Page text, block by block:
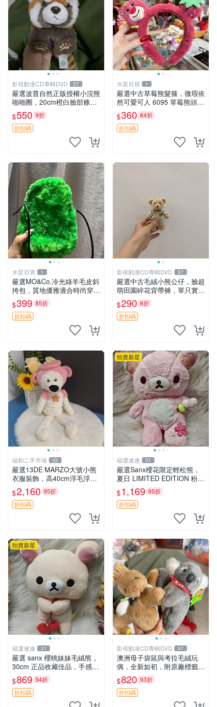
影視動漫CD專輯DVD 57
嚴選波普自然正版授權小浣熊
啪啪圈，20cm橙白臉部條紋
清晰，毛絨超萌贈品推薦。
小浣熊 波普 圈環
$550 9折
折扣碼
水星百貨 1
嚴選中古草莓熊髮箍，微瑕依
然可愛可人 6095 草莓熊頭飾
中古髮圈 熊寶 寶寶 娃娃熊髮
箍 中古收藏 玩具髮夾
$360 84折
折扣碼
水星百貨 1
嚴選MO&Co.冷光綠羊毛皮斜
挎包，質地優雅適合時尚穿搭
冷光綠 皮包 斜挎包
$399 85折
折扣碼
影視動漫CD專輯DVD 57
嚴選中古毛絨小熊公仔，臉超
萌田園碎花背帶褲，單只實拍
展示 中古、毛絨玩具、玩偶
$290 8折
折扣碼
福和二手市場 32
嚴選13DE MARZO大號小熊
衣服裝飾，高40cm浮毛浮
灰，詳觀後再拍。二手收藏請
珍惜。 13DE MARZO 二手
小熊 衣服裝飾
$2,160 95折
折扣碼
拍賣新星
福運連連 31
嚴選Sanx櫻花限定輕松熊，
夏日 LIMITED EDITION 粉色
毛絨熊，背有拉鏈設計，肚內
填充豆袋，精致工藝呈現，狀
態如新，適合收藏與送人 櫻
$1,169 95折
折扣碼
拍賣新星
福運連連 31
嚴選 sanx 櫻桃妹妹毛絨熊，
30cm 正品收藏佳品，手感極
軟，適合贈送與收藏 櫻桃妹
妹、sanx、毛絨熊
$869 94折
折扣碼
影視動漫CD專輯DVD 57
澳洲母子袋鼠與考拉毛絨玩
偶，全新如初，附原廠標籤，
手感極軟，適合贈送親朋好
友。袋鼠與考拉正版，精緻尺
寸，適合作為收藏或家飾擺
設，增添暖意。 母子、袋
$820 93折
折扣碼